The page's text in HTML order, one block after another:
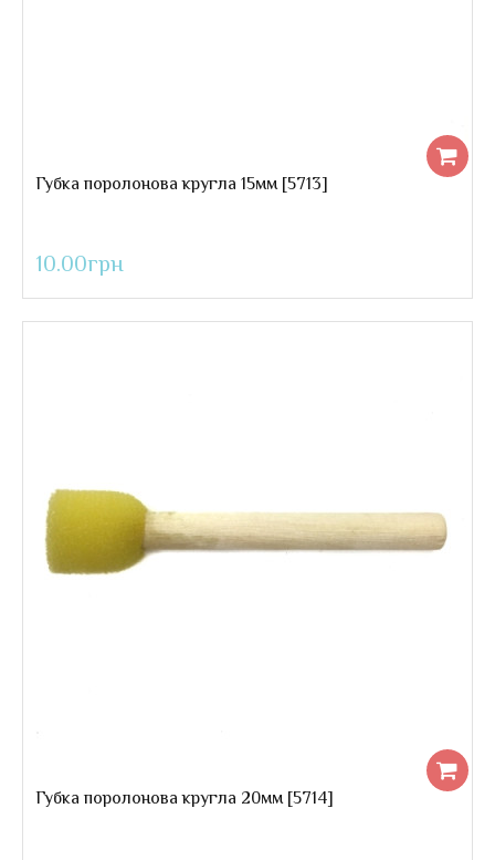
Губка поролонова кругла 15мм
10.00грн
Губка поролонова кругла 15мм [5713]
10.00грн
Губка поролонова кругла 20мм [5714]